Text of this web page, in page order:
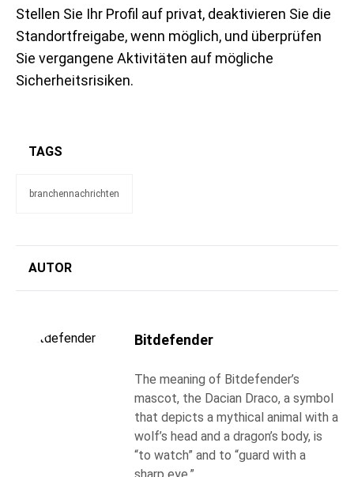
Stellen Sie Ihr Profil auf privat, deaktivieren Sie die
Standortfreigabe, wenn möglich, und überprüfen
Sie vergangene Aktivitäten auf mögliche
Sicherheitsrisiken.
TAGS
branchennachrichten
AUTOR
Bitdefender
The meaning of Bitdefender’s
mascot, the Dacian Draco, a symbol
that depicts a mythical animal with a
wolf’s head and a dragon’s body, is
“to watch” and to “guard with a